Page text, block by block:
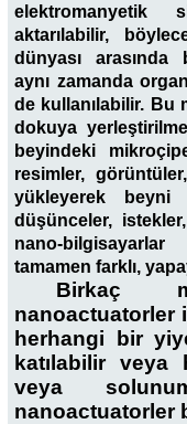
elektromanyetik
aktarılabilir,
dünyası arasında
aynı zamanda
de kullanılabilir. Bu
dokuya
beyindeki
resimler,
yükleyerek beyni
düşünceler,
nano-
tamamen farklı,
Birkaç
nanoactuatorler
herhangi bir
katılabilir veya
veya
nanoactuatorler